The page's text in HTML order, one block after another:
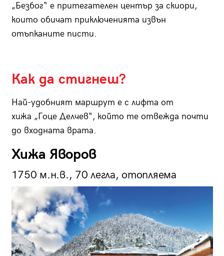
„Безбог“ е притегателен център за скиори,
които обичат приключенията извън
отъпканите писти.
Как да стигнеш?
Най-удобният маршрут е с лифта от
хижа „Гоце Делчев“, който те отвежда почти
до входната врата.
Хижа Яворов
1750 м.н.в., 70 легла, отопляема